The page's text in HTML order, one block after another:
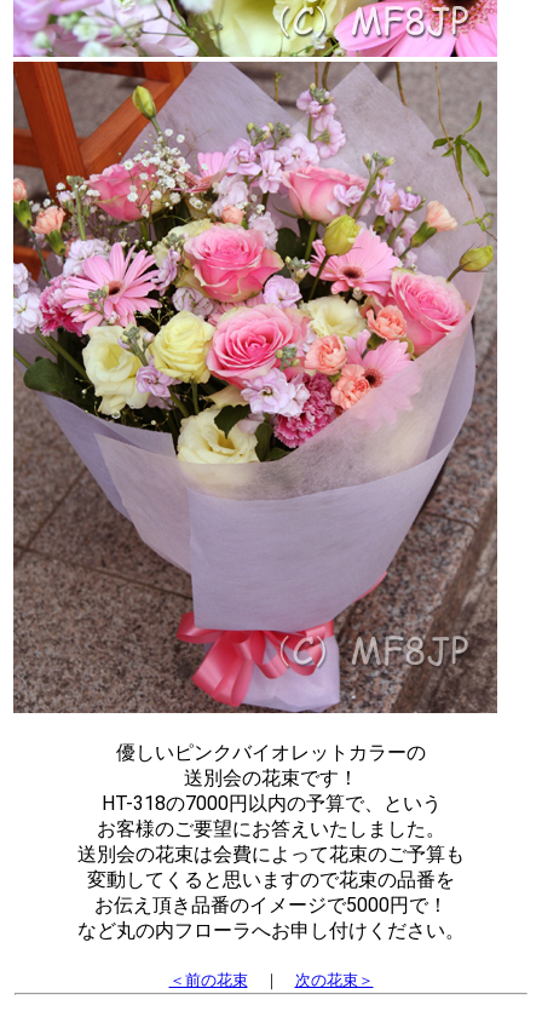
優しいピンクバイオレットカラーの
送別会の花束です！
HT-318の7000円以内の予算で、という
お客様のご要望にお答えいたしました。
送別会の花束は会費によって花束のご予算も
変動してくると思いますので花束の品番を
お伝え頂き品番のイメージで5000円で！
など丸の内フローラへお申し付けください。
＜前の花束｜ 次の花束＞